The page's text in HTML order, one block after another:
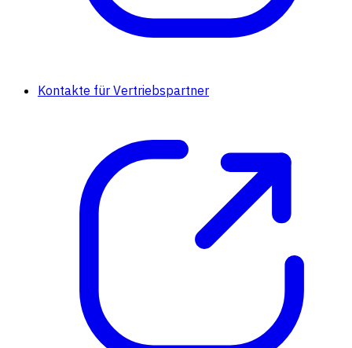
Kontakte für Vertriebspartner